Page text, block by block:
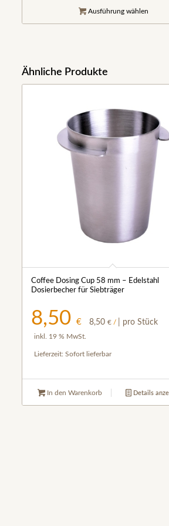
Ausführung wählen
Ähnliche Produkte
Coffee Dosing Cup 58 mm – Edelstahl
Dosierbecher für Siebträger
8,50 € 8,50 € / | pro Stück
inkl. 19 % MwSt.
Lieferzeit: Sofort lieferbar
In den Warenkorb Details